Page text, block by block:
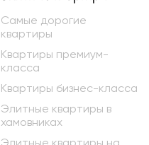
Самые дорогие
квартиры
Квартиры премиум-
класса
Квартиры бизнес-класса
Элитные квартиры в
хамовниках